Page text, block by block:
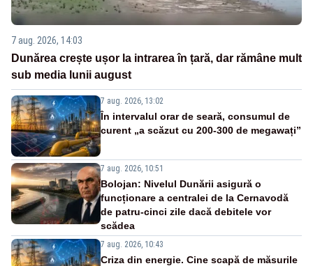
7 aug. 2026, 14:03
Dunărea crește ușor la intrarea în țară, dar rămâne mult
sub media lunii august
7 aug. 2026, 13:02
În intervalul orar de seară, consumul de
curent „a scăzut cu 200-300 de megawați”
7 aug. 2026, 10:51
Bolojan: Nivelul Dunării asigură o
funcționare a centralei de la Cernavodă
de patru-cinci zile dacă debitele vor
scădea
7 aug. 2026, 10:43
Criza din energie. Cine scapă de măsurile